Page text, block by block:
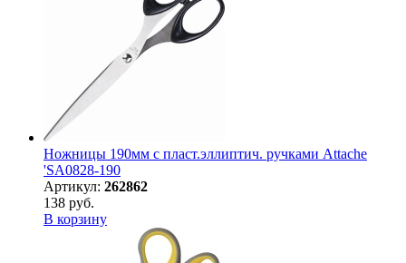
Ножницы 190мм с пласт.эллиптич. ручками Attache
'SA0828-190
Артикул: 262862
138 руб.
В корзину